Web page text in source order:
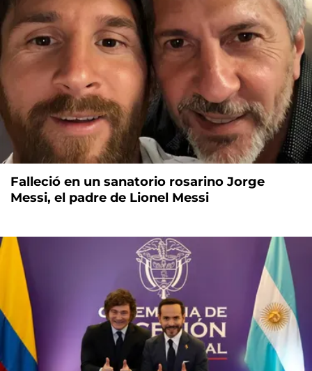
Falleció en un sanatorio rosarino Jorge
Messi, el padre de Lionel Messi